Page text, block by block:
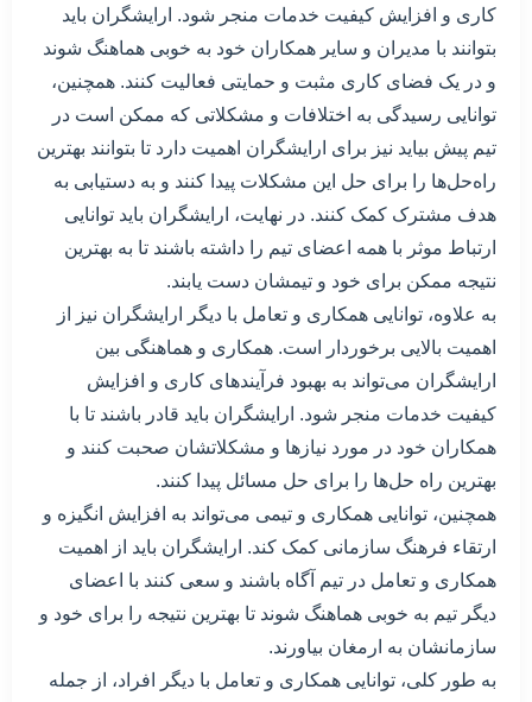
کاری و افزایش کیفیت خدمات منجر شود. ارایشگران باید
بتوانند با مدیران و سایر همکاران خود به خوبی هماهنگ شوند
و در یک فضای کاری مثبت و حمایتی فعالیت کنند. همچنین،
توانایی رسیدگی به اختلافات و مشکلاتی که ممکن است در
تیم پیش بیاید نیز برای ارایشگران اهمیت دارد تا بتوانند بهترین
راه‌حل‌ها را برای حل این مشکلات پیدا کنند و به دستیابی به
هدف مشترک کمک کنند. در نهایت، ارایشگران باید توانایی
ارتباط موثر با همه اعضای تیم را داشته باشند تا به بهترین
نتیجه ممکن برای خود و تیمشان دست یابند.
به علاوه، توانایی همکاری و تعامل با دیگر ارایشگران نیز از
اهمیت بالایی برخوردار است. همکاری و هماهنگی بین
ارایشگران می‌تواند به بهبود فرآیندهای کاری و افزایش
کیفیت خدمات منجر شود. ارایشگران باید قادر باشند تا با
همکاران خود در مورد نیازها و مشکلاتشان صحبت کنند و
بهترین راه حل‌ها را برای حل مسائل پیدا کنند.
همچنین، توانایی همکاری و تیمی می‌تواند به افزایش انگیزه و
ارتقاء فرهنگ سازمانی کمک کند. ارایشگران باید از اهمیت
همکاری و تعامل در تیم آگاه باشند و سعی کنند با اعضای
دیگر تیم به خوبی هماهنگ شوند تا بهترین نتیجه را برای خود و
سازمانشان به ارمغان بیاورند.
به طور کلی، توانایی همکاری و تعامل با دیگر افراد، از جمله